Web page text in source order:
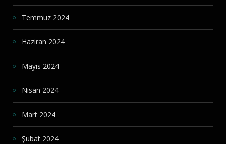
Temmuz 2024
Haziran 2024
Mayıs 2024
Nisan 2024
Mart 2024
Şubat 2024